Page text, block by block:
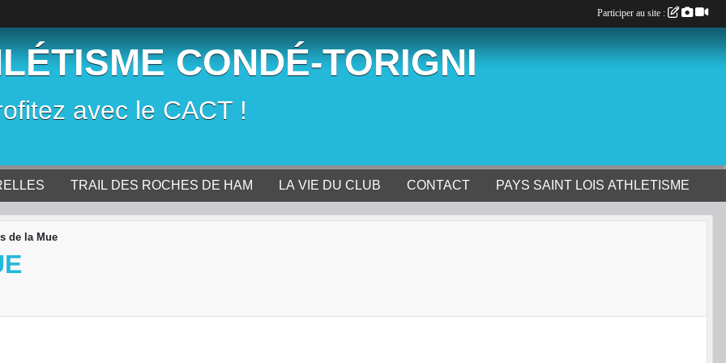
CONDÉ-TORIGNI
avec le CACT !
TRAIL DES ROCHES DE HAM LA VIE DU CLUB CONTACT PAYS SAINT LOIS ATHLETISME
de la Mue
Participer au site :